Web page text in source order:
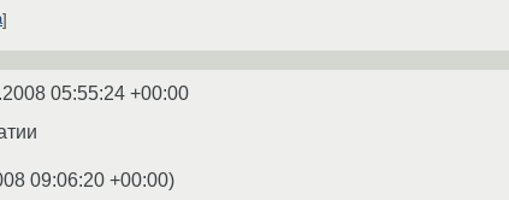
05:55:24 +00:00
09:06:20 +00:00)